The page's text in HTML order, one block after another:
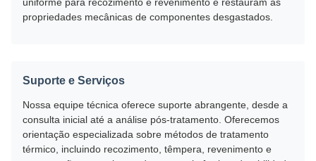
propriedades mecânicas de componentes desgastados.
Suporte e Serviços
Nossa equipe técnica oferece suporte abrangente, desde a
consulta inicial até a análise pós-tratamento. Oferecemos
orientação especializada sobre métodos de tratamento
térmico, incluindo recozimento, têmpera, revenimento e